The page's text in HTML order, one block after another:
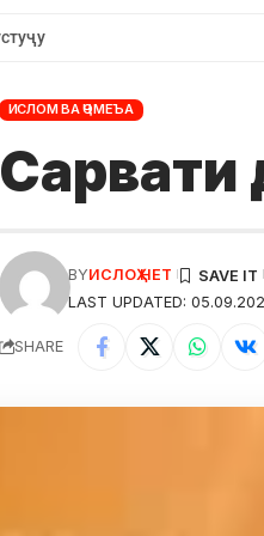
ИСЛОМ ВА ҶОМЕЪА
Сарвати
LAST UPDATED:
BYИСЛОҲ НЕТ
SHARE